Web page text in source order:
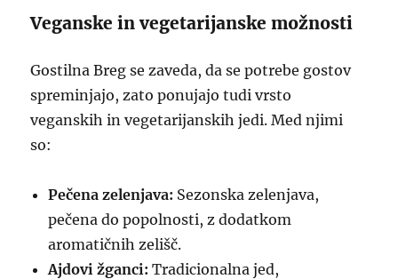
Veganske in vegetarijanske možnosti
Gostilna Breg se zaveda, da se potrebe gostov
spreminjajo, zato ponujajo tudi vrsto
veganskih in vegetarijanskih jedi. Med njimi
so:
Pečena zelenjava: Sezonska zelenjava,
pečena do popolnosti, z dodatkom
aromatičnih zelišč.
Ajdovi žganci: Tradicionalna jed,